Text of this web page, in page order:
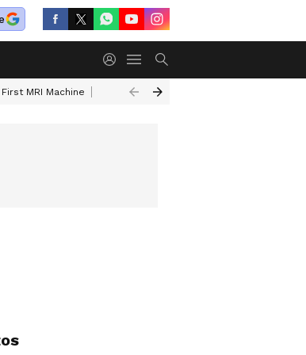
MRI Machine Independence Day Speech In Hindi